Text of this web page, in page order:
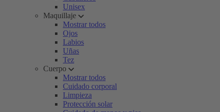
Unisex
Maquillaje
Mostrar todos
Ojos
Labios
Uñas
Tez
Cuerpo
Mostrar todos
Cuidado corporal
Limpieza
Protección solar